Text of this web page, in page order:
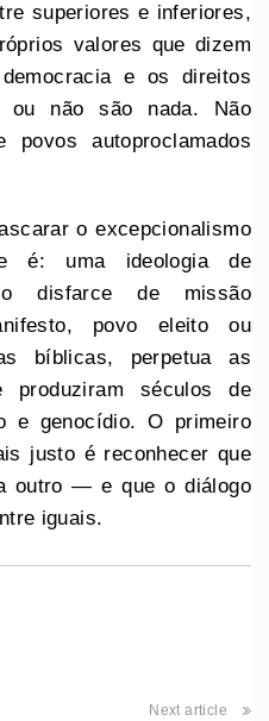
superiores e inferiores,
valores que dizem
e os direitos
ou não são nada. Não
autoproclamados
o excepcionalismo
é: uma ideologia de
disfarce de missão
povo eleito ou
bíblicas, perpetua as
produziram séculos de
e genocídio. O primeiro
justo é reconhecer que
outro — e que o diálogo
iguais.
Next article